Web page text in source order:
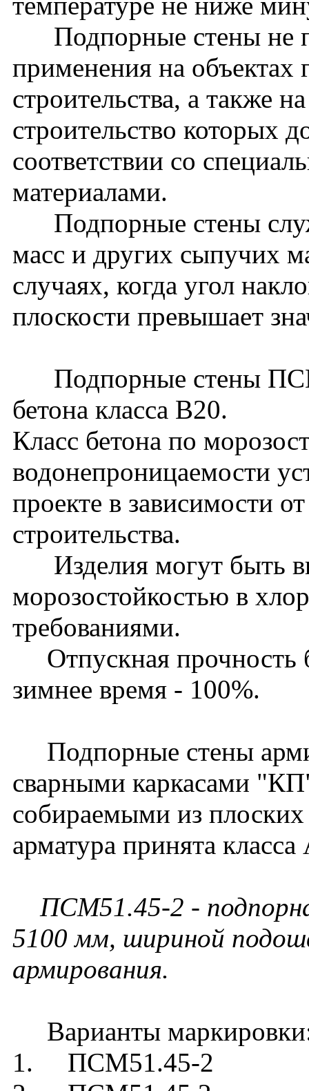
Подпорные стены не
применения на объектах
строительства, а также
строительство которых
соответствии со
материалами.
Подпорные стены
масс и других сыпучих
случаях, когда угол
плоскости превышает
Подпорные стены
бетона класса В20.
Класс бетона по
водонепроницаемости
проекте в зависимости
строительства.
Изделия могут быть
морозостойкостью в
требованиями.
Отпускная прочность
зимнее время - 100%.
Подпорные стены
сварными каркасами
собираемыми из
арматура принята
ПСМ51.45-2 -
5100 мм, шириной
армирования.
Варианты
1. ПСМ51.45-2